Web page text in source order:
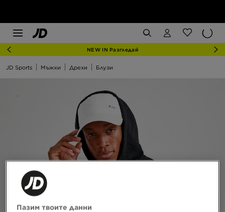
NEW IN Разгледай
JD Sports Мъжки Дрехи Блузи
Пазим твоите данни